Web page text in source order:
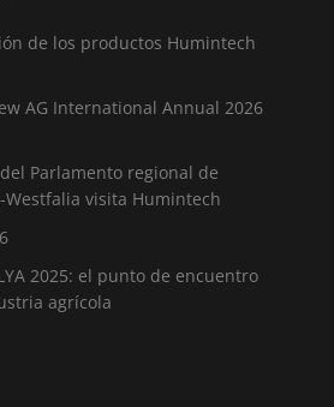
de los productos Humintech
AG International Annual 2026
Parlamento regional de
visita Humintech
2025: el punto de encuentro
agrícola